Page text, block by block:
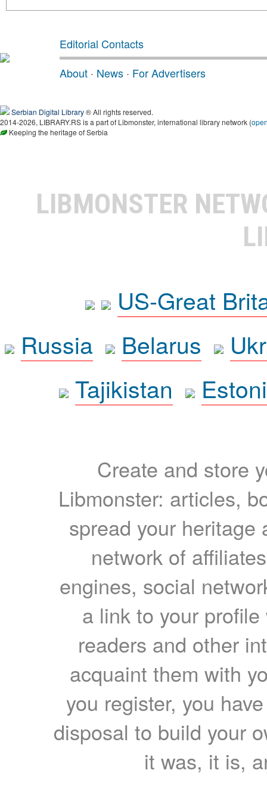
Editorial Contacts
About · News · For Advertisers
Serbian Digital Library® All rights reserved.
2014-2026, LIBRARY.RS is a part of Libmonster, international library network (
Keeping the heritage of Serbia
LIBMONSTER
US-Great
Russia
Belarus
Tajikistan
Create and store
Libmonster: articles,
spread your heritage
network of
engines, social
a link to your
readers and other
acquaint them with
you register, you
disposal to build your
it was, it is,